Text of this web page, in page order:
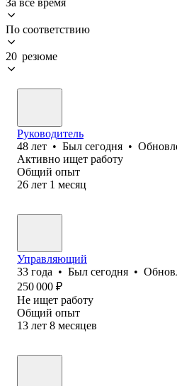
По соответствию
20 резюме
Руководитель
48 лет • Был сегодня •
Активно ищет работу
Общий опыт
26 лет 1 месяц
Управляющий
33 года • Был сегодня •
250 000 ₽
Не ищет работу
Общий опыт
13 лет 8 месяцев